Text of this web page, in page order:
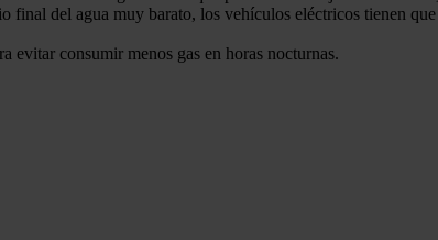
del agua muy barato, los vehículos eléctricos tienen que
evitar consumir menos gas en horas nocturnas.